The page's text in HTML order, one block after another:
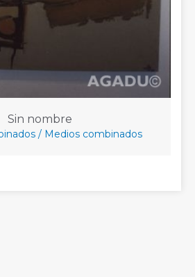
Sin nombre
/ Medios combinados